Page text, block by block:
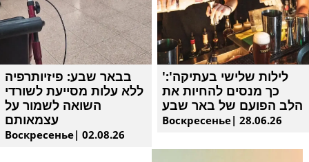
בבאר שבע: פיזיותרפיה
ללא עלות מסייעת לשורדי
השואה לשמור על
עצמאותם
Воскресенье| 02.08.26
'לילות שלישי בעתיקה':
כך מנסים להחיות את
הלב הפועם של באר שבע
Воскресенье| 28.06.26